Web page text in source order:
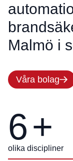
Malmö i
Våra bolag
6+
olika discipliner